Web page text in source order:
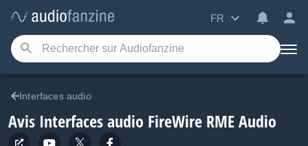
FR
Interfaces audio
Avis Interfaces audio FireWire RME Audio